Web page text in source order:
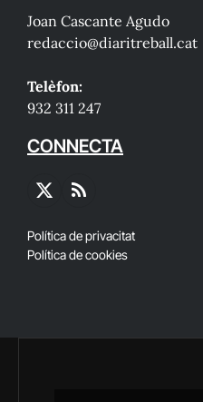
Joan Cascante Agudo
redaccio@diaritreball.cat
Telèfon:
932 311 247
CONNECTA
X
RSS
Política de privacitat
Política de cookies